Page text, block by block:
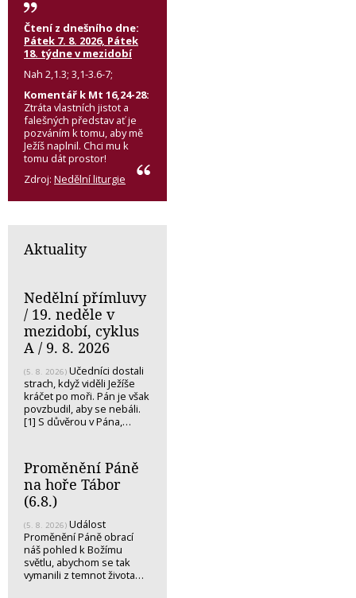
Čtení z dnešního dne:
Pátek 7. 8. 2026, Pátek
18. týdne v mezidobí
Nah 2,1.3; 3,1-3.6-7;
Komentář k Mt 16,24-28:
Ztráta vlastních jistot a
falešných představ ať je
pozváním k tomu, aby mě
Ježíš naplnil. Chci mu k
tomu dát prostor!
Zdroj: Nedělní liturgie
Aktuality
Nedělní přímluvy
/ 19. neděle v
mezidobí, cyklus
A / 9. 8. 2026
(5. 8. 2026) Učedníci dostali
strach, když viděli Ježíše
kráčet po moři. Pán je však
povzbudil, aby se nebáli.
[1] S důvěrou v Pána,…
Proměnění Páně
na hoře Tábor
(6.8.)
(5. 8. 2026) Událost
Proměnění Páně obrací
náš pohled k Božímu
světlu, abychom se tak
vymanili z temnot života…